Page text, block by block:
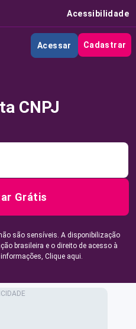
Acessibilidade
Acessar Cadastrar
CNPJ
Grátis
são sensíveis. A disponibilização
brasileira e o direito de acesso à
Clique aqui.